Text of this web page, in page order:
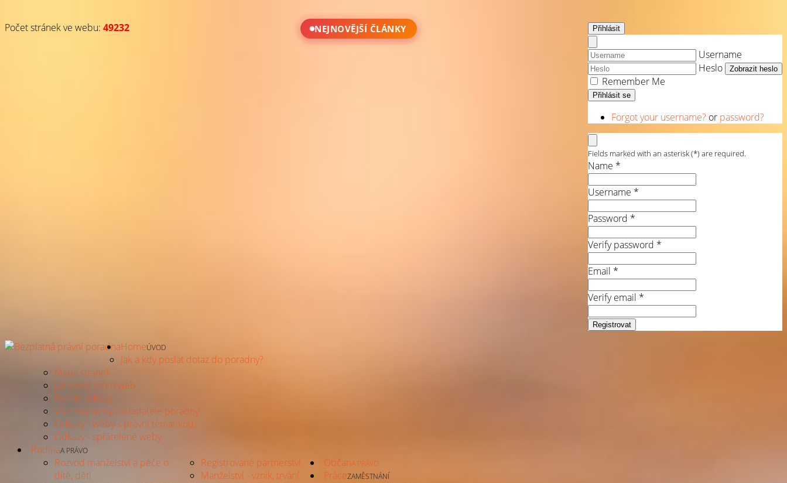
Počet stránek ve webu: 49232 NEJNOVĚJŠÍ ČLÁNKY Přihlásit
Username
Heslo
Zobrazit heslo
Remember Me
Přihlásit se
Forgot your username? or password?
Fields marked with an asterisk (*) are required.
Name *
Username *
Password *
Verify password *
Email *
Verify email *
Registrovat
HomeÚVOD
Jak a kdy poslat dotaz do poradny?
Mapa stránek
Jak vznikl tento web
Rychlé odkazy
Všechny weby zakladatele poradny
Odkazy - weby s právní tématikou
Odkazy - spřátelené weby
RodinaA PRÁVO
Rozvod manželství a péče o
dítě, děti
Registrované partnerství
Manželství - vznik, trvání
ObčanA PRÁVO
PráceZAMĚSTNÁNÍ